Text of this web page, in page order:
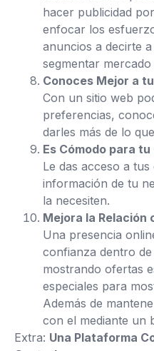
hacer publicidad
enfocar los
anuncios a decirte
segmentar
Conoces Mejor a
Con un sitio web
preferencias,
darles más de lo
Es Cómodo para
Le das acceso a
información de tu
la necesiten.
Mejora la
Una presencia
confianza dentro
mostrando ofertas
especiales para
Además de
con el mediante un
Extra: Una Plataforma